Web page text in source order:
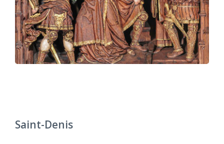
Saint-Denis